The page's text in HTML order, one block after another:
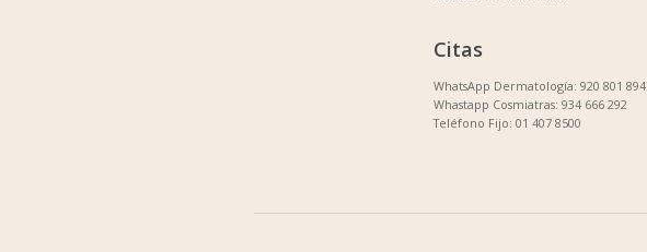
Citas
WhatsApp Dermatología: 920 801 894
Whastapp Cosmiatras: 934 666 292
Teléfono Fijo: 01 407 8500